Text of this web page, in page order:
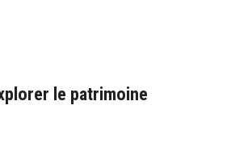
le patrimoine